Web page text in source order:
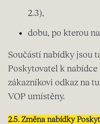
2.3),
dobu, po kterou
Součástí nabídky jsou
Poskytovatel k
zákazníkovi odkaz na
VOP umístěny.
2.5. Změna nabídky